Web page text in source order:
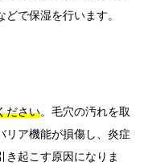
で保湿を行います。
ださい。毛穴の汚れを取
リア機能が損傷し、炎症
き起こす原因になりま